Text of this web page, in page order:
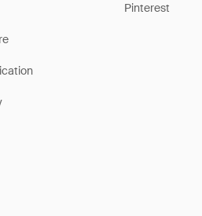
Pinterest